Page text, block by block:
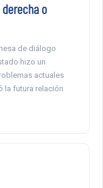
o
de diálogo
hizo un
actuales
la futura relación